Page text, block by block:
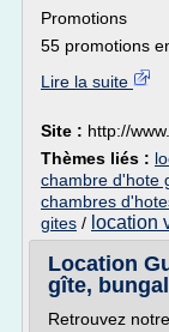
Promotions
55 promotions
Lire la suite
Site : http://
Thèmes liés :
chambre d'hote
chambres
gites / location
Location
gîte,
Retrouvez